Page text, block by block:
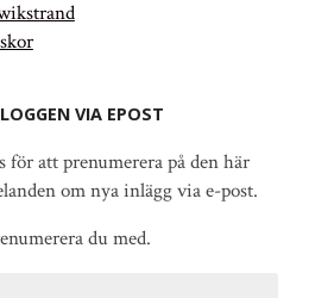
VIA EPOST
för att prenumerera på den här
om nya inlägg via e-post.
du med.